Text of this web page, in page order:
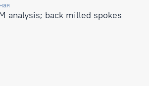
analysis; back milled spokes